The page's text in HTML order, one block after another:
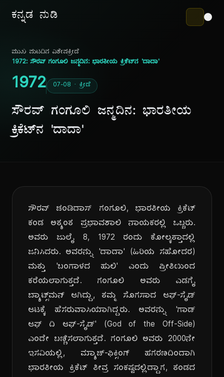
ಕನ್ನಡ ನುಡಿ
ಮುಖ ಪುಟದಿನ ವಿಶೇಷಕ್ರೀಡೆ
1972: ಸೌರವ್ ಗಂಗೂಲಿ ಜನ್ಮದಿನ: ಭಾರತೀಯ ಕ್ರಿಕೆಟ್‌ನ 'ದಾದಾ'
1972 07-08 · ಕ್ರೀಡೆ
ಸೌರವ್ ಗಂಗೂಲಿ ಜನ್ಮದಿನ: ಭಾರತೀಯ
ಕ್ರಿಕೆಟ್‌ನ 'ದಾದಾ'
ಸೌರವ್ ಚಂಡಿದಾಸ್ ಗಂಗೂಲಿ, ಭಾರತೀಯ ಕ್ರಿಕೆಟ್
ಕಂಡ ಅತ್ಯಂತ ಪ್ರಭಾವಶಾಲಿ ನಾಯಕರಲ್ಲಿ ಒಬ್ಬರು.
ಅವರು ಜುಲೈ 8, 1972 ರಂದು ಕೋಲ್ಕತ್ತಾದಲ್ಲಿ
ಜನಿಸಿದರು. ಅವರನ್ನು 'ದಾದಾ' (ಹಿರಿಯ ಸಹೋದರ)
ಮತ್ತು 'ಬಂಗಾಳದ ಹುಲಿ' ಎಂದು ಪ್ರೀತಿಯಿಂದ
ಕರೆಯಲಾಗುತ್ತದೆ. ಗಂಗೂಲಿ ಅವರು ಎಡಗೈ
ಬ್ಯಾಟ್ಸ್‌ಮನ್ ಆಗಿದ್ದು, ತಮ್ಮ ಸೊಗಸಾದ ಆಫ್-ಸೈಡ್
ಆಟಕ್ಕೆ ಹೆಸರುವಾಸಿಯಾಗಿದ್ದರು. ಅವರನ್ನು 'ಗಾಡ್
ಆಫ್ ದಿ ಆಫ್-ಸೈಡ್' (God of the Off-Side)
ಎಂದೇ ಬಣ್ಣಿಸಲಾಗುತ್ತದೆ. ಗಂಗೂಲಿ ಅವರು 2000ನೇ
ಇಸವಿಯಲ್ಲಿ, ಮ್ಯಾಚ್-ಫಿಕ್ಸಿಂಗ್ ಹಗರಣದಿಂದಾಗಿ
ಭಾರತೀಯ ಕ್ರಿಕೆಟ್ ತೀವ್ರ ಸಂಕಷ್ಟದಲ್ಲಿದ್ದಾಗ, ತಂಡದ